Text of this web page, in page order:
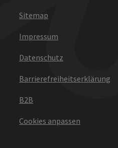
Sitemap
Impressum
Datenschutz
Barrierefreiheitserklärung
B2B
Cookies anpassen